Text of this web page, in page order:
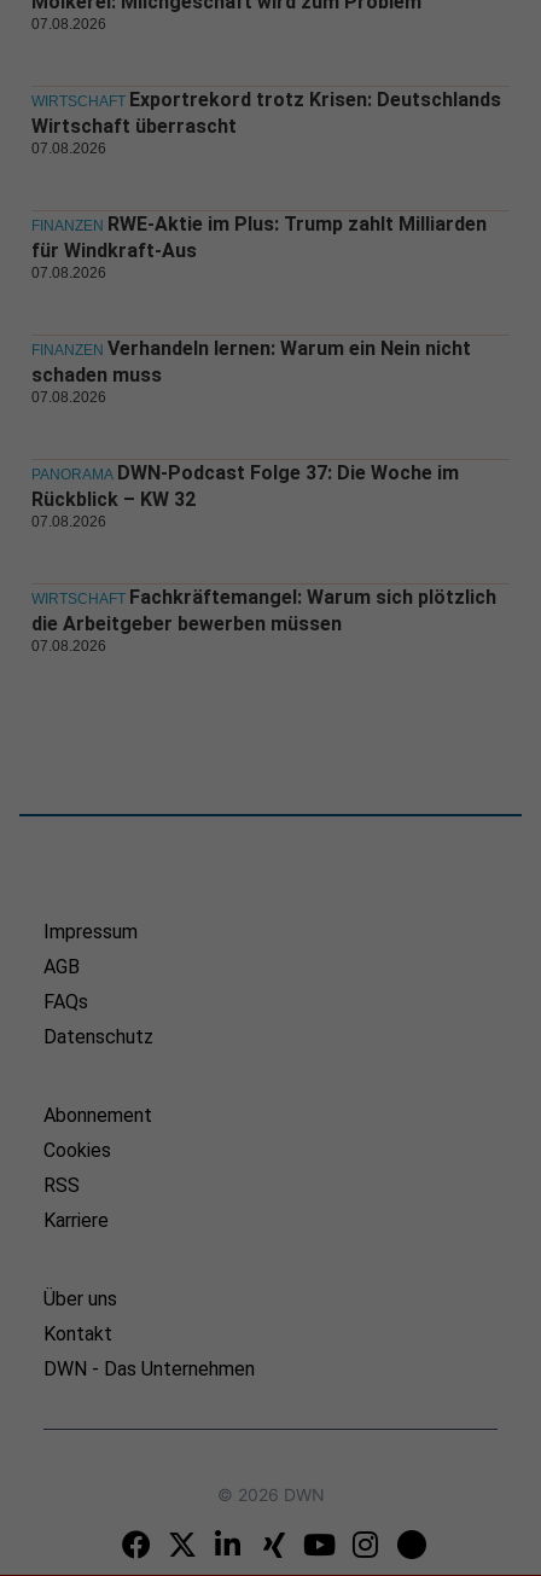
07.08.2026
WIRTSCHAFT Exportrekord trotz Krisen: Deutschlands
Wirtschaft überrascht
07.08.2026
FINANZEN RWE-Aktie im Plus: Trump zahlt Milliarden
für Windkraft-Aus
07.08.2026
FINANZEN Verhandeln lernen: Warum ein Nein nicht
schaden muss
07.08.2026
PANORAMA DWN-Podcast Folge 37: Die Woche im
Rückblick – KW 32
07.08.2026
WIRTSCHAFT Fachkräftemangel: Warum sich plötzlich
die Arbeitgeber bewerben müssen
07.08.2026
Impressum
AGB
FAQs
Datenschutz
Abonnement
Cookies
RSS
Karriere
Über uns
Kontakt
DWN - Das Unternehmen
© 2026 DWN